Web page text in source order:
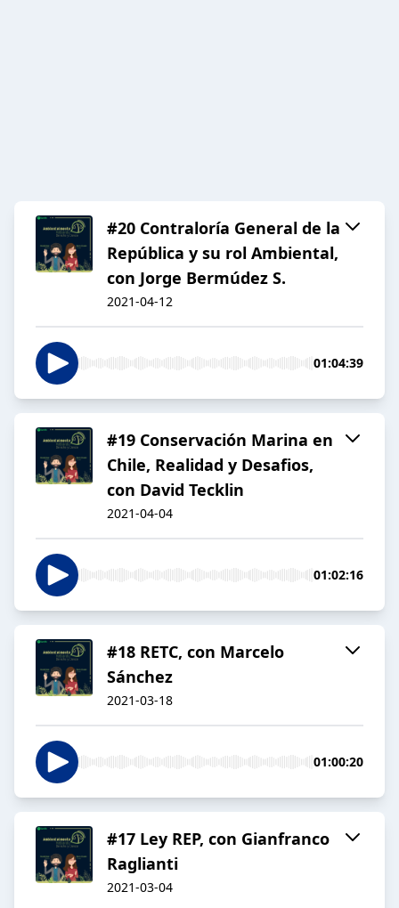
#20 Contraloría General de la
República y su rol Ambiental,
con Jorge Bermúdez S.
2021-04-12
01:04:39
#19 Conservación Marina en
Chile, Realidad y Desafios,
con David Tecklin
2021-04-04
01:02:16
#18 RETC, con Marcelo
Sánchez
2021-03-18
01:00:20
#17 Ley REP, con Gianfranco
Raglianti
2021-03-04